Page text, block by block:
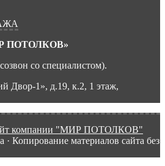
ПОТОЛКОВ»
со специалистом).
Двор-1», д.19, к.2, 1 этаж,
компании "МИР ПОТОЛКОВ"
Копирование материалов сайта без